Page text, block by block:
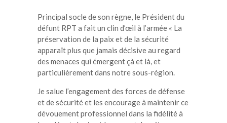
Principal socle de son règne, le Président du
défunt RPT a fait un clin d’œil à l’armée « La
préservation de la paix et de la sécurité
apparaît plus que jamais décisive au regard
des menaces qui émergent çà et là, et
particulièrement dans notre sous-région.
Je salue l’engagement des forces de défense
et de sécurité et les encourage à maintenir ce
dévouement professionnel dans la fidélité à